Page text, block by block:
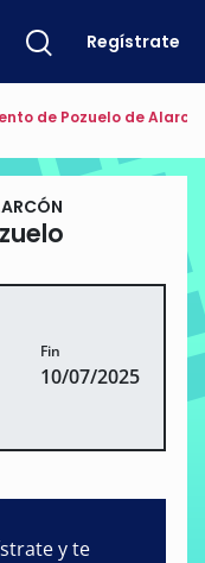
Regístrate
de Pozuelo de
Fin
10/07/2025
y te